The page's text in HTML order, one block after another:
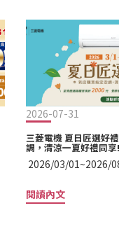
2026-07-31
三菱電機 夏日匠選好
調，清涼一夏好禮同享!
2026/03/01~2026/
閱讀內文